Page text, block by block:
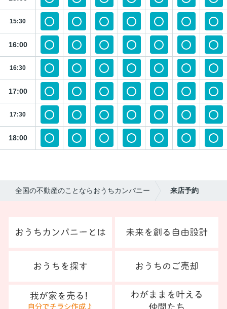
15:30
16:00
16:30
17:00
17:30
18:00
全国の不動産のことならおうちカンパニー 来店予約